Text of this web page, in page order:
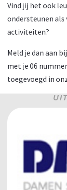
Vind jij het ook
ondersteunen
activiteiten?
Meld je dan aan
met je 06
toegevoegd in